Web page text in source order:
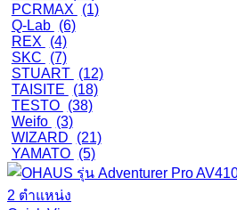
PCRMAX
(1)
Q-Lab (6)
REX
(4)
SKC
(7)
STUART (12)
TAISITE
(18)
TESTO (38)
Weifo (3)
WIZARD
(21)
YAMATO (5)